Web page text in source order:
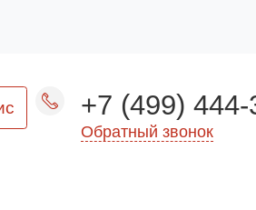
+7 (499) 444-
Обратный звонок